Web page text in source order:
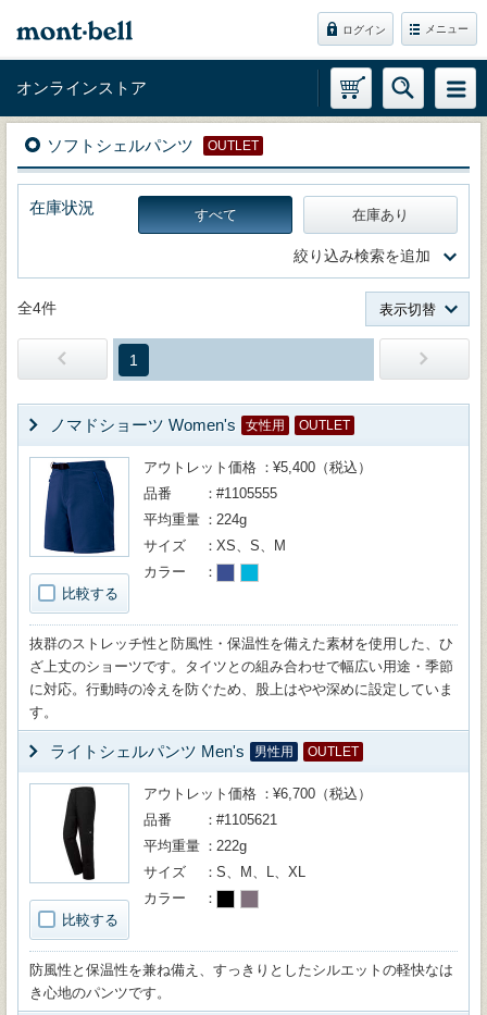
ログイン メニュー
オンラインストア
ソフトシェルパンツ OUTLET
在庫状況 すべて 在庫あり
絞り込み検索を追加
全4件 表示切替
1
ノマドショーツ Women's 女性用 OUTLET
比較する
アウトレット価格
¥5,400（税込）
品番
#1105555
平均重量
224g
サイズ
XS、S、M
カラー
抜群のストレッチ性と防風性・保温性を備えた素材を使用した、ひ
ざ上丈のショーツです。タイツとの組み合わせで幅広い用途・季節
に対応。行動時の冷えを防ぐため、股上はやや深めに設定していま
す。
ライトシェルパンツ Men's 男性用 OUTLET
比較する
アウトレット価格
¥6,700（税込）
品番
#1105621
平均重量
222g
サイズ
S、M、L、XL
カラー
防風性と保温性を兼ね備え、すっきりとしたシルエットの軽快なは
き心地のパンツです。